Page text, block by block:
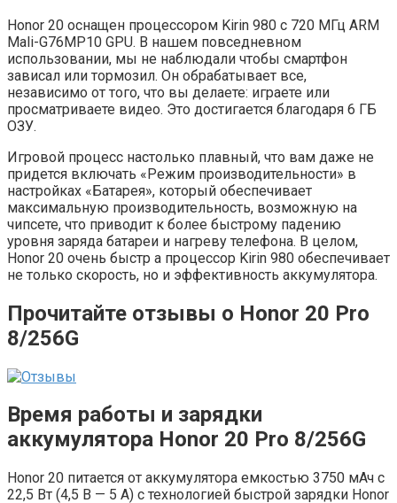
Honor 20 оснащен процессором Kirin 980 с 720 МГц ARM
Mali-G76MP10 GPU. В нашем повседневном
использовании, мы не наблюдали чтобы смартфон
зависал или тормозил. Он обрабатывает все,
независимо от того, что вы делаете: играете или
просматриваете видео. Это достигается благодаря 6 ГБ
ОЗУ.
Игровой процесс настолько плавный, что вам даже не
придется включать «Режим производительности» в
настройках «Батарея», который обеспечивает
максимальную производительность, возможную на
чипсете, что приводит к более быстрому падению
уровня заряда батареи и нагреву телефона. В целом,
Honor 20 очень быстр а процессор Kirin 980 обеспечивает
не только скорость, но и эффективность аккумулятора.
Прочитайте отзывы о Honor 20 Pro
8/256G
Время работы и зарядки
аккумулятора Honor 20 Pro 8/256G
Honor 20 питается от аккумулятора емкостью 3750 мАч с
22,5 Вт (4,5 В — 5 А) с технологией быстрой зарядки Honor